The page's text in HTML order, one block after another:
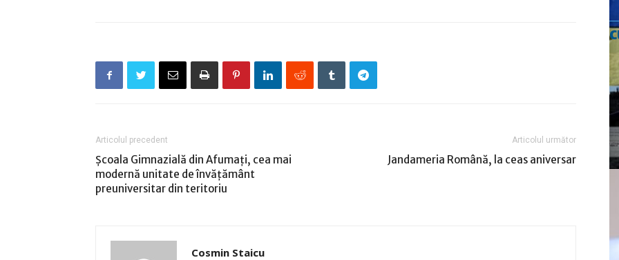
Articolul precedent
Şcoala Gimnazială din Afumaţi, cea mai
modernă unitate de învăţământ
preuniversitar din teritoriu
Articolul următor
Jandameria Română, la ceas aniversar
Cosmin Staicu